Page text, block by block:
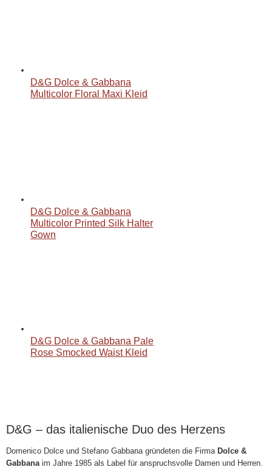
D&G Dolce & Gabbana
Multicolor Floral Maxi Kleid
D&G Dolce & Gabbana
Multicolor Printed Silk Halter
Gown
D&G Dolce & Gabbana Pale
Rose Smocked Waist Kleid
D&G – das italienische Duo des Herzens
Domenico Dolce und Stefano Gabbana gründeten die Firma Dolce &
Gabbanaim Jahre 1985 als Label für anspruchsvolle Damen und Herren.